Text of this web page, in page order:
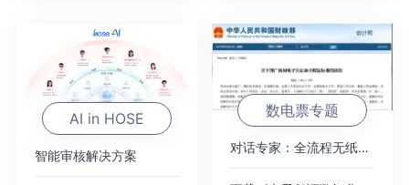
AI in HOSE
智能审核解决方案
数电票专题
对话专家：全流程无纸化，破局数电票